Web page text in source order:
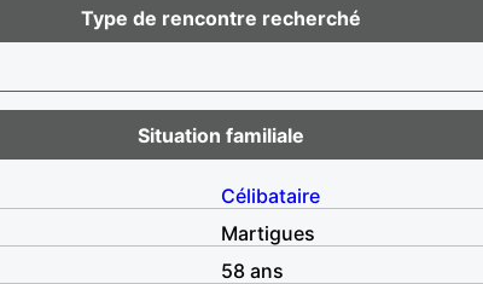
Type de rencontre recherché
Situation familiale
Célibataire
Martigues
58 ans